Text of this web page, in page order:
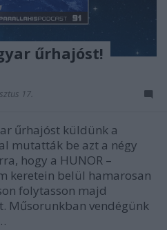
űrhajóst!
17.
űrhajóst küldünk a
mutatták be azt a négy
hogy a HUNOR –
keretein belül hamarosan
folytasson majd
Műsorunkban vendégünk